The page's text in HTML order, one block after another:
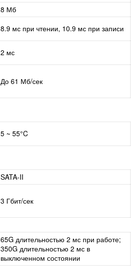
8 Мб
8.9 мс при чтении, 10.9 мс при записи
2 мс
До 61 Мб/сек
5 ~ 55°C
SATA-II
3 Гбит/сек
65G длительностью 2 мс при работе;
350G длительностью 2 мс в
выключенном состоянии